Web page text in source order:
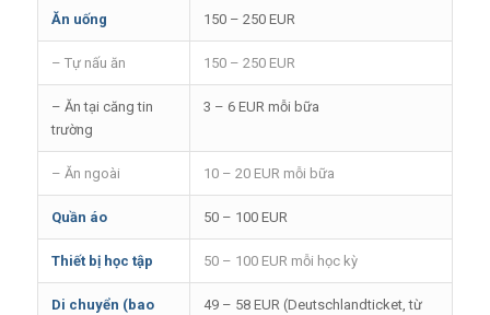
Ăn uống 150 – 250 EUR
– Tự nấu ăn 150 – 250 EUR
– Ăn tại căng tin
trường
3 – 6 EUR mỗi bữa
– Ăn ngoài 10 – 20 EUR mỗi bữa
Quần áo 50 – 100 EUR
Thiết bị học tập 50 – 100 EUR mỗi học kỳ
Di chuyển (bao
49 – 58 EUR (Deutschlandticket, từ